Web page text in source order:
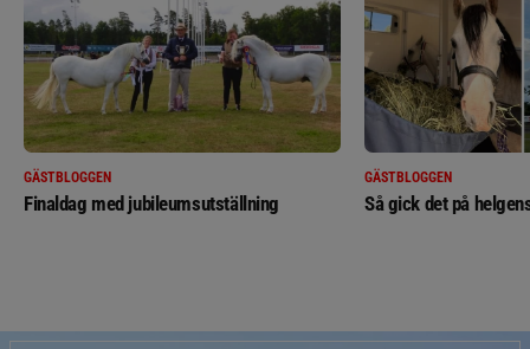
GÄSTBLOGGEN
Finaldag med jubileumsutställning
GÄSTBLOGGEN
Så gick det på